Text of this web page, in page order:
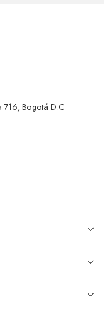
716, Bogotá D.C